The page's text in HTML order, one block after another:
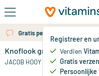
Ga naar de hoofdinhoud
Registreer en
Verdien
Gratis
Gratis persoonlijk advies via
Knoflook granulaat
JACOB HOOY